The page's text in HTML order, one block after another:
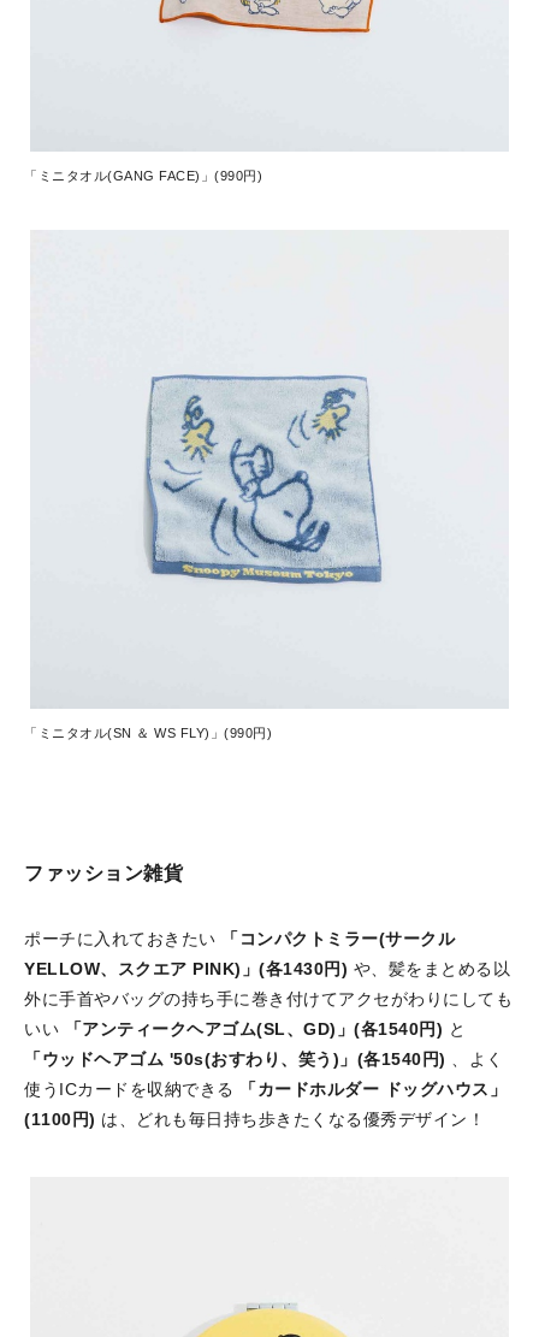
「ミニタオル(GANG FACE)」(990円)
「ミニタオル(SN ＆ WS FLY)」(990円)
ファッション雑貨
ポーチに入れておきたい
「コンパクトミラー(サークル
YELLOW、スクエア PINK)」(各1430円) や、髪をまとめる以
外に手首やバッグの持ち手に巻き付けてアクセがわりにしても
いい
「アンティークヘアゴム(SL、GD)」(各1540円) と
「ウッドヘアゴム '50s(おすわり、笑う)」(各1540円) 、よく
使うICカードを収納できる
「カードホルダー ドッグハウス」
(1100円) は、どれも毎日持ち歩きたくなる優秀デザイン！